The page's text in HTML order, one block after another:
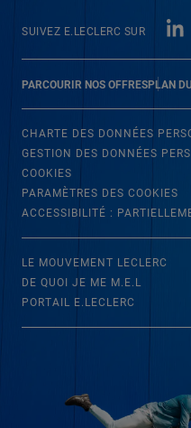
PARCOURIR NOS OFFRESPLAN
SUIVEZ E.LECLERC SUR
CHARTE DES DONNÉES
GESTION DES DONNÉES
COOKIES
PARAMÈTRES DES COOKIES
ACCESSIBILITÉ :
LE MOUVEMENT LECLERC
DE QUOI JE ME M.E.L
PORTAIL E.LECLERC